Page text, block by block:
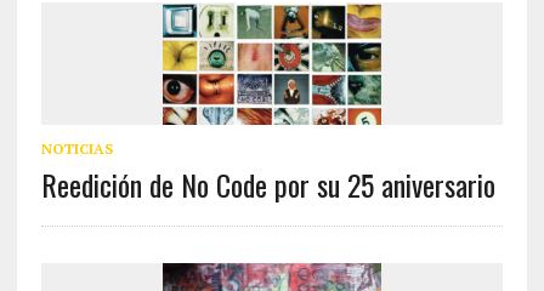
NOTICIAS
Reedición de No Code por su 25 aniversario